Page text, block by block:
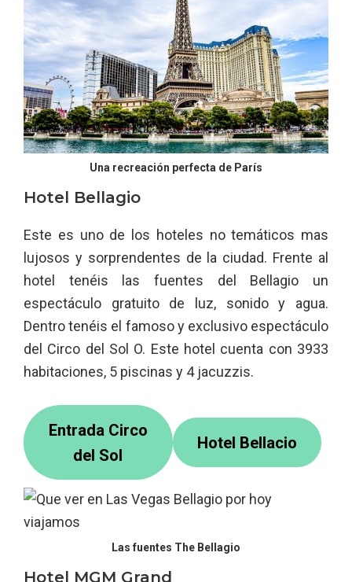
Una recreación perfecta de París
Hotel Bellagio
Este es uno de los hoteles no temáticos mas
lujosos y sorprendentes de la ciudad. Frente al
hotel tenéis las fuentes del Bellagio un
espectáculo gratuito de luz, sonido y agua.
Dentro tenéis el famoso y exclusivo espectáculo
del Circo del Sol O. Este hotel cuenta con 3933
habitaciones, 5 piscinas y 4 jacuzzis.
Entrada Circo
del Sol
Hotel Bellacio
Las fuentes The Bellagio
Hotel MGM Grand